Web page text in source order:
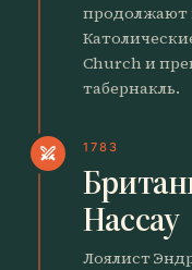
продолжают
Church и
табернакль.
swords 1783
Нассау
Лоялист